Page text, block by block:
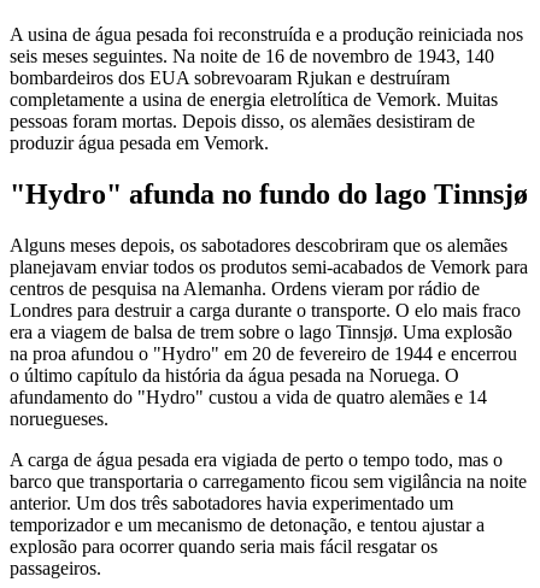
A usina de água pesada foi reconstruída e a produção reiniciada nos
seis meses seguintes. Na noite de 16 de novembro de 1943, 140
bombardeiros dos EUA sobrevoaram Rjukan e destruíram
completamente a usina de energia eletrolítica de Vemork. Muitas
pessoas foram mortas. Depois disso, os alemães desistiram de
produzir água pesada em Vemork.
"Hydro" afunda no fundo do lago Tinnsjø
Alguns meses depois, os sabotadores descobriram que os alemães
planejavam enviar todos os produtos semi-acabados de Vemork para
centros de pesquisa na Alemanha. Ordens vieram por rádio de
Londres para destruir a carga durante o transporte. O elo mais fraco
era a viagem de balsa de trem sobre o lago Tinnsjø. Uma explosão
na proa afundou o "Hydro" em 20 de fevereiro de 1944 e encerrou
o último capítulo da história da água pesada na Noruega. O
afundamento do "Hydro" custou a vida de quatro alemães e 14
noruegueses.
A carga de água pesada era vigiada de perto o tempo todo, mas o
barco que transportaria o carregamento ficou sem vigilância na noite
anterior. Um dos três sabotadores havia experimentado um
temporizador e um mecanismo de detonação, e tentou ajustar a
explosão para ocorrer quando seria mais fácil resgatar os
passageiros.